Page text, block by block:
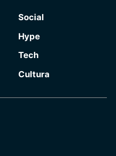
Social
Hype
Tech
Cultura